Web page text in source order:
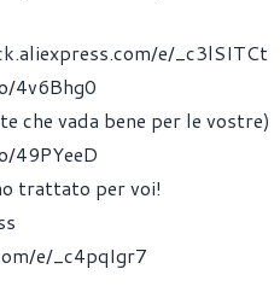
e/_c3lSITCt
4v6Bhg0
che vada bene per le vostre)
49PYeeD
trattato per voi!
e/_c4pqIgr7